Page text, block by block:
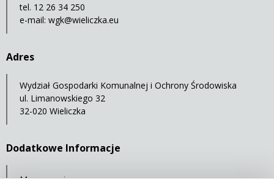
tel. 12 26 34 250
e-mail: wgk@wieliczka.eu
Adres
Wydział Gospodarki Komunalnej i Ochrony Środowiska
ul. Limanowskiego 32
32-020 Wieliczka
Dodatkowe Informacje
Mapa serwisu